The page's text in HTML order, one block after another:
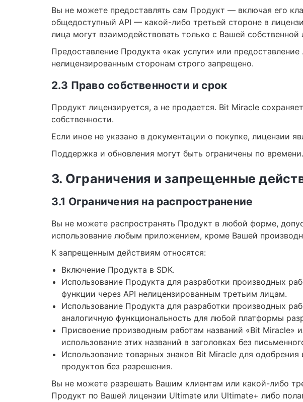
Вы не можете предоставлять сам Продукт — включая его
общедоступный API — какой-либо третьей стороне в
лица могут взаимодействовать только с Вашей
Предоставление Продукта «как услуги» или
нелицензированным сторонам строго запрещено.
2.3 Право собственности и срок
Продукт лицензируется, а не продается. Bit Miracle
собственности.
Если иное не указано в документации о покупке, лицензии
Поддержка и обновления могут быть ограничены по времени.
3. Ограничения и запрещенные
3.1 Ограничения на распространение
Вы не можете распространять Продукт в любой форме,
использование любым приложением, кроме Вашей
К запрещенным действиям относятся:
Включение Продукта в SDK.
Использование Продукта для разработки производных
функции через API нелицензированным третьим лицам.
Использование Продукта для разработки производных
аналогичную функциональность для любой платформы
Присвоение производным работам названий «Bit Miracle»
использование этих названий в заголовках без
Использование товарных знаков Bit Miracle для
продуктов без разрешения.
Вы не можете разрешать Вашим клиентам или какой-либо
Продукт по Вашей лицензии Ultimate или Ultimate+ либо